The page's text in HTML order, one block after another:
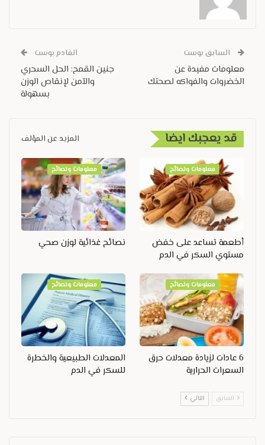
السابق بوست
معلومات مفيدة عن
الخضروات والفواكه لصحتك
القادم بوست
جنين القمح: الحل السحري
والآمن لإنقاص الوزن
بسهولة
قد يعجبك ايضا المزيد عن المؤلف
معلومات ونصائح
أطعمة تساعد على خفض
مستوي السكر في الدم
معلومات ونصائح
نصائح غذائية لوزن صحي
معلومات ونصائح
6 عادات لزيادة معدلات حرق
السعرات الحرارية
معلومات ونصائح
المعدلات الطبيعية والخطرة
للسكر في الدم
السابق التالي